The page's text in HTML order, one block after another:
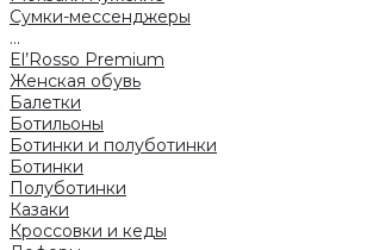
Сумки-мессенджеры
...
El’Rosso Premium
Женская обувь
Балетки
Ботильоны
Ботинки и полуботинки
Ботинки
Полуботинки
Казаки
Кроссовки и кеды